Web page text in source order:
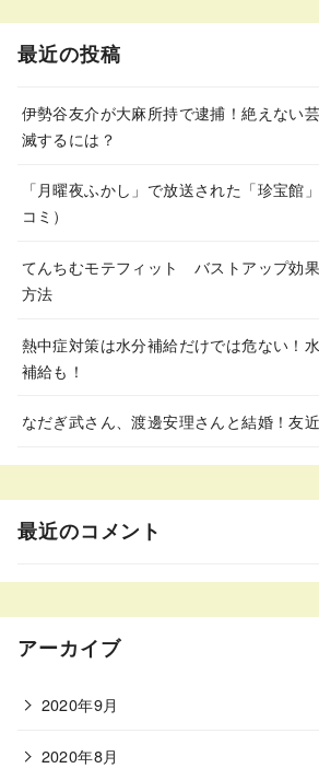
最近の投稿
伊勢谷友介が大麻所持で逮捕！絶えない
滅するには？
「月曜夜ふかし」で放送された「珍宝館
コミ）
てんちむモテフィット バストアップ効
方法
熱中症対策は水分補給だけでは危ない！
補給も！
なだぎ武さん、渡邊安理さんと結婚！友
最近のコメント
アーカイブ
2020年9月
2020年8月